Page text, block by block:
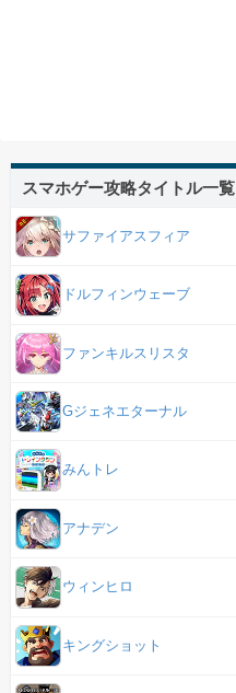
スマホゲー攻略タイトル一覧
サファイアスフィア
ドルフィンウェーブ
ファンキルスリスタ
Gジェネエターナル
みんトレ
アナデン
ウィンヒロ
キングショット